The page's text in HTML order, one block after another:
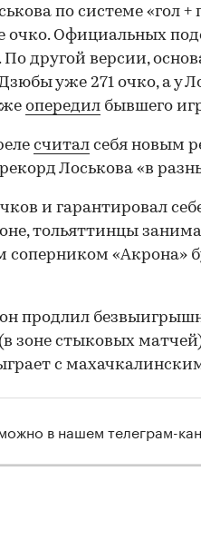
по системе «гол +
очко. Официальных
По другой версии,
уже 271 очко, а у
опередил бывшего
считал себя новым
Лоськова «в
и гарантировал
тольяттинцы
«Акрона»
продлил
зоне стыковых
с
в нашем телеграм-